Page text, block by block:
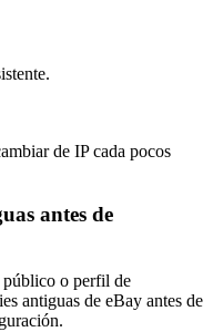
de IP cada pocos
antes de
público o perfil de
antiguas de eBay antes de